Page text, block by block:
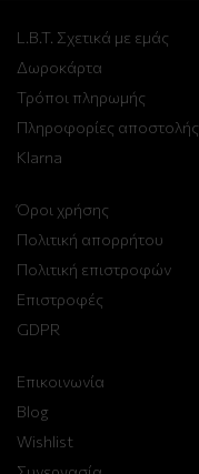
L.B.T. Σχετικά με εμάς
Δωροκάρτα
Τρόποι πληρωμής
Πληροφορίες αποστολής
Klarna
Όροι χρήσης
Πολιτική απορρήτου
Πολιτική επιστροφών
Επιστροφές
GDPR
Επικοινωνία
Blog
Wishlist